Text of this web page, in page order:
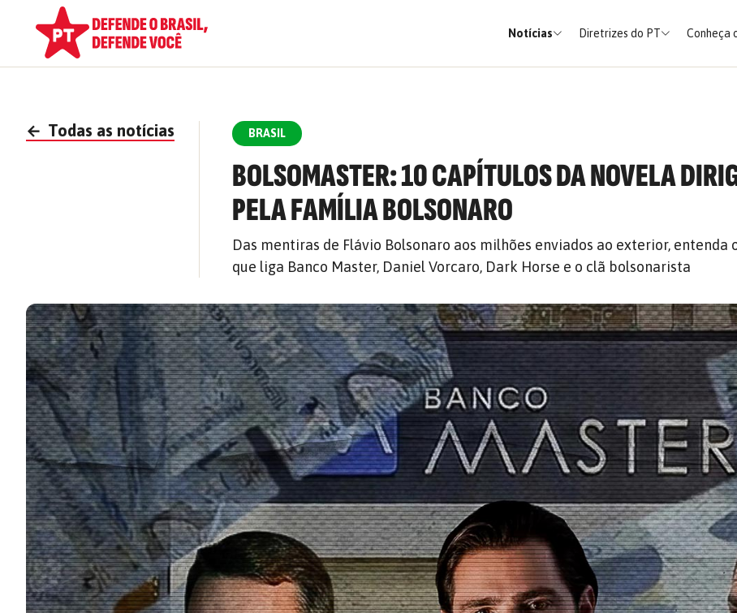
Notícias Diretrizes do PT Conheça
← Todas as notícias BRASIL
BOLSOMASTER: 10 CAPÍTULOS DA NOVELA
PELA FAMÍLIA BOLSONARO
Das mentiras de Flávio Bolsonaro aos milhões enviados ao exterior, entenda
que liga Banco Master, Daniel Vorcaro, Dark Horse e o clã bolsonarista